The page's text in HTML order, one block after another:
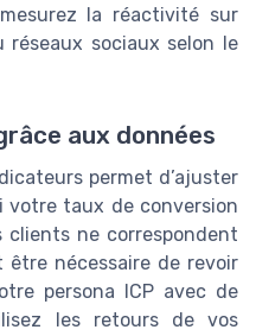
la réactivité sur
réseaux sociaux selon le
aux données
permet d’ajuster
votre taux de conversion
clients ne correspondent
être nécessaire de revoir
persona ICP avec de
les retours de vos